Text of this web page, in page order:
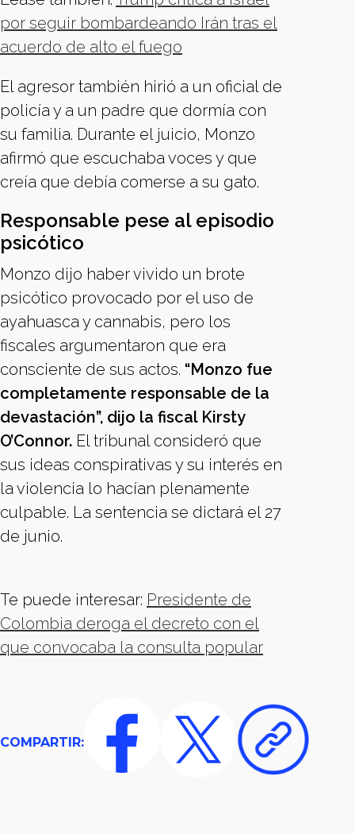
por seguir bombardeando Irán tras el
acuerdo de alto el fuego
El agresor también hirió a un oficial de
policía y a un padre que dormía con
su familia. Durante el juicio, Monzo
afirmó que escuchaba voces y que
creía que debía comerse a su gato.
Responsable pese al episodio
psicótico
Monzo dijo haber vivido un brote
psicótico provocado por el uso de
ayahuasca y cannabis, pero los
fiscales argumentaron que era
consciente de sus actos. “Monzo fue
completamente responsable de la
devastación”, dijo la fiscal Kirsty
O’Connor. El tribunal consideró que
sus ideas conspirativas y su interés en
la violencia lo hacían plenamente
culpable. La sentencia se dictará el 27
de junio.
Te puede interesar: Presidente de
Colombia deroga el decreto con el
que convocaba la consulta popular
COMPARTIR: